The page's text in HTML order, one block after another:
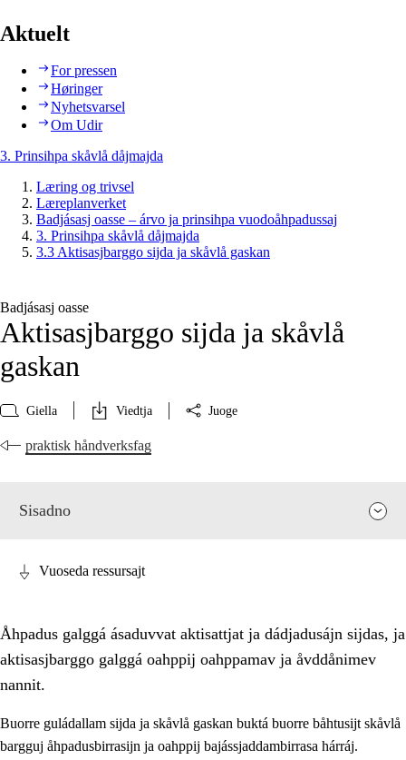
Aktuelt
For pressen
Høringer
Nyhetsvarsel
Om Udir
3. Prinsihpa skåvlå dåjmajda
Læring og trivsel
Læreplanverket
Badjásasj oasse – árvo ja prinsihpa vuodoåhpadussaj
3. Prinsihpa skåvlå dåjmajda
3.3 Aktisasjbarggo sijda ja skåvlå gaskan
Badjásasj oasse
Aktisasjbarggo sijda ja skåvlå
gaskan
Giella Viedtja Juoge
praktisk håndverksfag
Sisadno
Vuoseda ressursajt
Åhpadus galggá ásaduvvat aktisattjat ja dádjadusájn sijdas, ja
aktisasjbarggo galggá oahppij oahppamav ja åvddånimev
nannit.
Buorre guládallam sijda ja skåvlå gaskan buktá buorre båhtusijt skåvlå
bargguj åhpadusbirrasijn ja oahppij bajássjaddambirrasa hárráj.